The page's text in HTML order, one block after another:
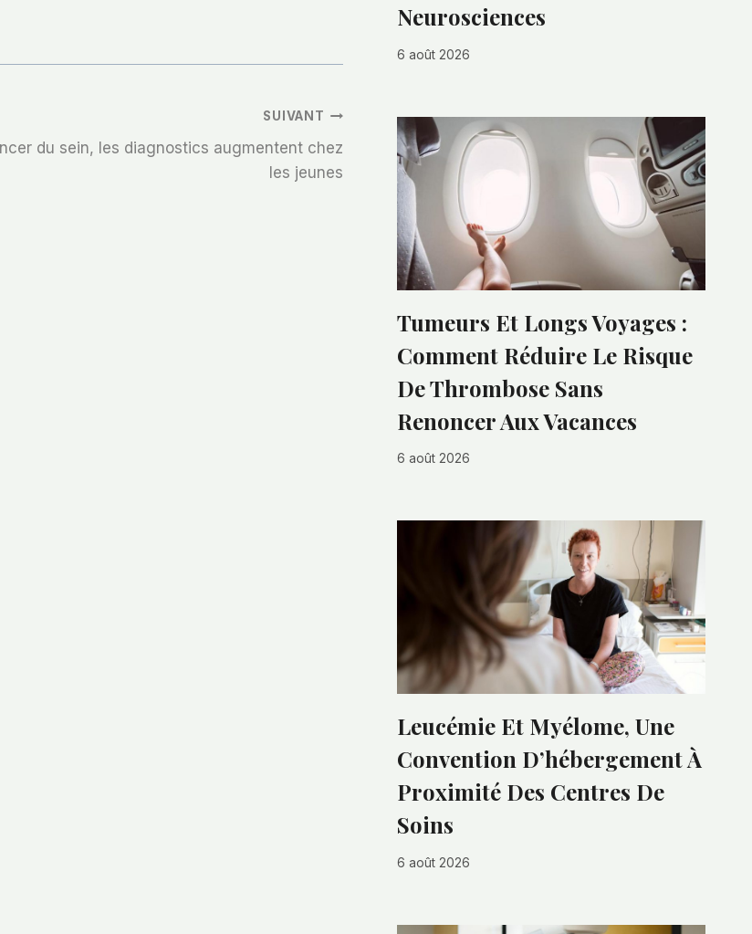
SUIVANT
du sein, les diagnostics augmentent chez
les jeunes
Neurosciences
6 août 2026
Tumeurs Et Longs Voyages :
Comment Réduire Le Risque
De Thrombose Sans
Renoncer Aux Vacances
6 août 2026
Leucémie Et Myélome, Une
Convention D’hébergement À
Proximité Des Centres De
Soins
6 août 2026